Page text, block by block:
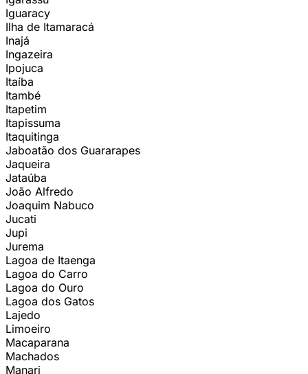
Iguaracy
Ilha de Itamaracá
Inajá
Ingazeira
Ipojuca
Itaíba
Itambé
Itapetim
Itapissuma
Itaquitinga
Jaboatão dos Guararapes
Jaqueira
Jataúba
João Alfredo
Joaquim Nabuco
Jucati
Jupi
Jurema
Lagoa de Itaenga
Lagoa do Carro
Lagoa do Ouro
Lagoa dos Gatos
Lajedo
Limoeiro
Macaparana
Machados
Manari